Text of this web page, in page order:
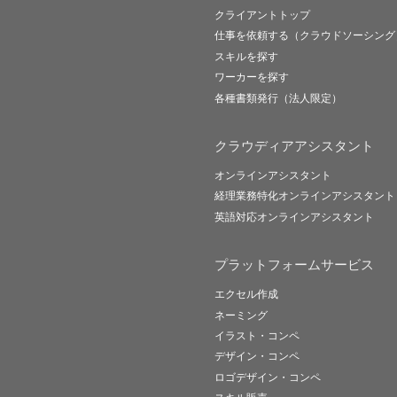
クライアントトップ
仕事を依頼する（クラウドソーシング
スキルを探す
ワーカーを探す
各種書類発行（法人限定）
クラウディアアシスタント
オンラインアシスタント
経理業務特化オンラインアシスタント
英語対応オンラインアシスタント
プラットフォームサービス
エクセル作成
ネーミング
イラスト・コンペ
デザイン・コンペ
ロゴデザイン・コンペ